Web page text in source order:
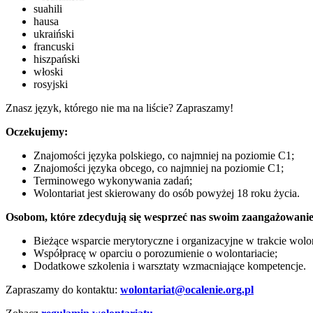
suahili
hausa
ukraiński
francuski
hiszpański
włoski
rosyjski
Znasz język, którego nie ma na liście? Zapraszamy!
Oczekujemy:
Znajomości języka polskiego, co najmniej na poziomie C1;
Znajomości języka obcego, co najmniej na poziomie C1;
Terminowego wykonywania zadań;
Wolontariat jest skierowany do osób powyżej 18 roku życia.
Osobom, które zdecydują się wesprzeć nas swoim
Bieżące wsparcie merytoryczne i organizacyjne w trakcie
Współpracę w oparciu o porozumienie o wolontariacie;
Dodatkowe szkolenia i warsztaty wzmacniające kompetencje.
Zapraszamy do kontaktu: wolontariat@ocalenie.org.pl